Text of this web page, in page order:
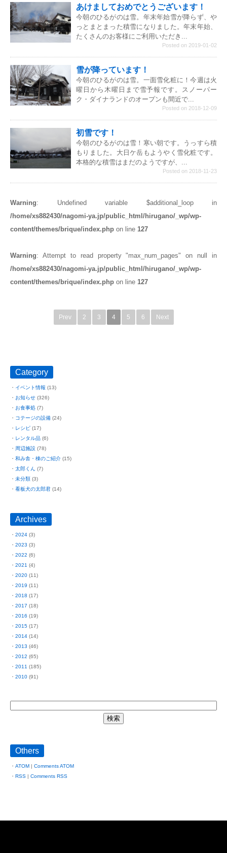
あけましておめでとうございます！
今朝のひるがのは雪。年末年始雪が降らず、や
っとまとまった積雪になりました。年末年始、
たくさんのお客様にご利用いただき...
Posted on 2019-01-02
雪が降っています！
今朝のひるがのは雪。一面雪化粧に！今週は火
曜日から木曜日まで雪予報です。スノーパー
ク・ダイナランドのオープンも間近で...
Posted on 2018-12-09
初雪です！
今朝のひるがのは雪！寒い朝です。うっすら積
もりました。大日ケ岳もようやく雪化粧です。
本格的な積雪はまだのようですが、...
Posted on 2018-11-23
Warning: Undefined variable $additional_loop in
/home/xs882430/nagomi-ya.jp/public_html/hirugano/_wp/wp-
content/themes/brique/index.php on line 127
Warning: Attempt to read property "max_num_pages" on null in
/home/xs882430/nagomi-ya.jp/public_html/hirugano/_wp/wp-
content/themes/brique/index.php on line 127
Prev 2 3 4 5 6 Next
Category
イベント情報 (13)
お知らせ (326)
お食事処 (7)
コテージの設備 (24)
レシピ (17)
レンタル品 (6)
周辺施設 (78)
和み舎・棟のご紹介 (15)
太郎くん (7)
未分類 (3)
看板犬の太郎君 (14)
Archives
2024 (3)
2023 (3)
2022 (6)
2021 (4)
2020 (11)
2019 (11)
2018 (17)
2017 (18)
2016 (19)
2015 (17)
2014 (14)
2013 (46)
2012 (65)
2011 (185)
2010 (91)
Others
ATOM | Comments ATOM
RSS | Comments RSS